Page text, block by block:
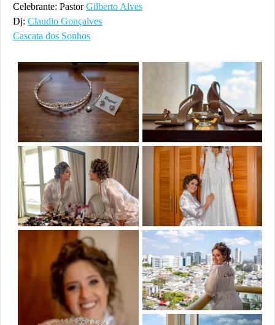
Celebrante: PastorGilberto Alves
Dj: Claudio Gonçalves
Cascata dos Sonhos